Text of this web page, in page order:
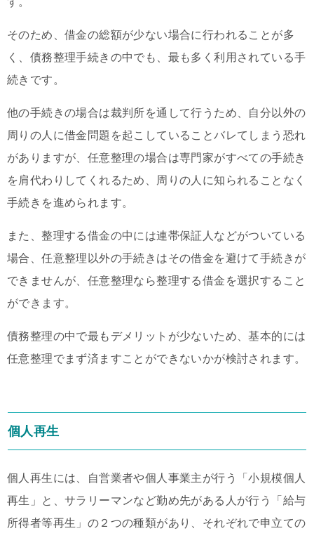
そのため、借金の総額が少ない場合に行われることが多
く、債務整理手続きの中でも、最も多く利用されている手
続きです。
他の手続きの場合は裁判所を通して行うため、自分以外の
周りの人に借金問題を起こしていることバレてしまう恐れ
がありますが、任意整理の場合は専門家がすべての手続き
を肩代わりしてくれるため、周りの人に知られることなく
手続きを進められます。
また、整理する借金の中には連帯保証人などがついている
場合、任意整理以外の手続きはその借金を避けて手続きが
できませんが、任意整理なら整理する借金を選択すること
ができます。
債務整理の中で最もデメリットが少ないため、基本的には
任意整理でまず済ますことができないかが検討されます。
個人再生
個人再生には、自営業者や個人事業主が行う「小規模個人
再生」と、サラリーマンなど勤め先がある人が行う「給与
所得者等再生」の２つの種類があり、それぞれで申立ての